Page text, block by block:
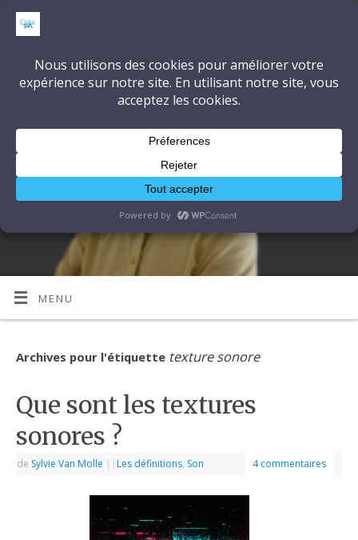
CréaSonVidéoLumière
DÉCOUVRONS ENSEMBLE L'ART ET LA TECHNIQUE
MENU
Archives pour l'étiquette texture sonore
Que sont les textures
sonores ?
de Sylvie Van Molle | | Les définitions, Son 4 commentaires